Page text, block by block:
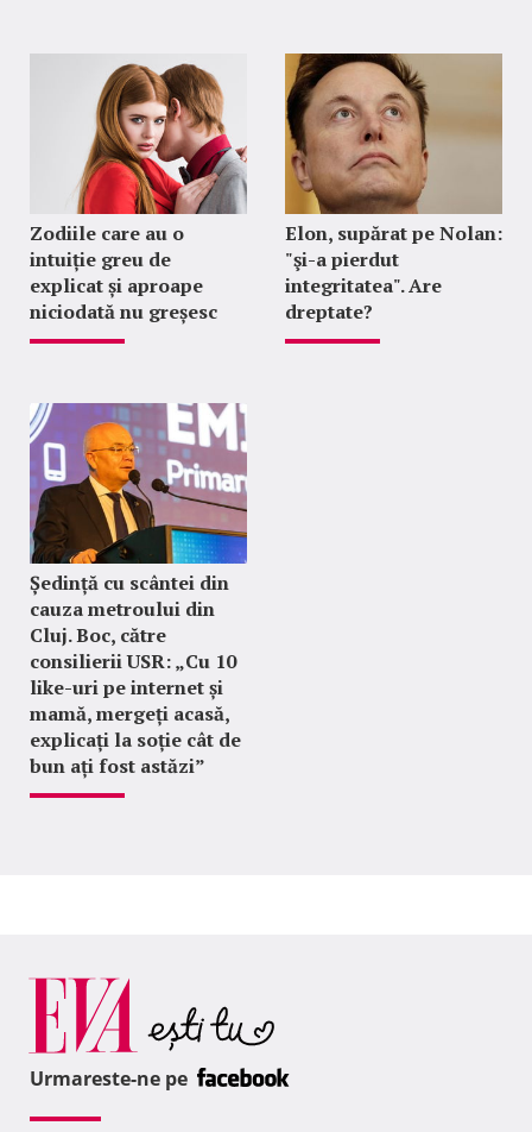
Zodiile care au o
intuiție greu de
explicat și aproape
niciodată nu greșesc
Elon, supărat pe Nolan:
"şi-a pierdut
integritatea". Are
dreptate?
Ședință cu scântei din
cauza metroului din
Cluj. Boc, către
consilierii USR: „Cu 10
like-uri pe internet și
mamă, mergeți acasă,
explicați la soție cât de
bun ați fost astăzi”
Urmareste-ne pe